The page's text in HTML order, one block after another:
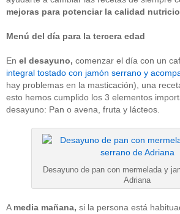
mejoras para potenciar la calidad
Menú del día para la tercera edad
En el desayuno, comenzar el día con un
integral tostado con jamón serrano y
hay problemas en la masticación), una
esto hemos cumplido los 3 elementos
desayuno: Pan o avena, fruta y lácteos.
Desayuno de pan con mermelada y
Adriana
A media mañana, si la persona está